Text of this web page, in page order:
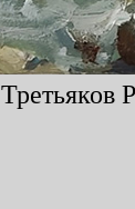
Третьяков